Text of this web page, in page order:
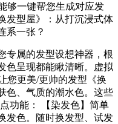
够一键帮您生成对应发
发型屋》：从打沉浸式体
系一张？
属的发型设想神器，根
色呈现都能瞅清晰。虚拟
您更美/更帅的发型《换
色、气质的潮水色。这些
功能： 【染发色】简单
发色。随时换发型、试发